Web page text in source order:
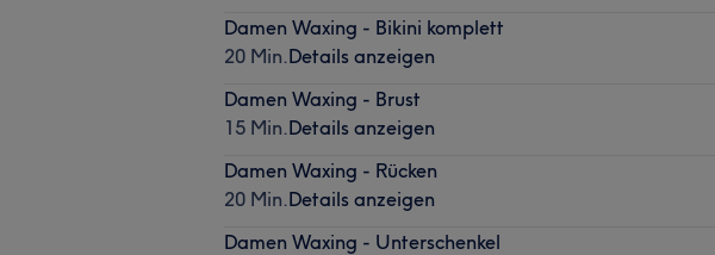
Damen Waxing - Bikini komplett
20 Min.Details anzeigen
Damen Waxing - Brust
15 Min.Details anzeigen
Damen Waxing - Rücken
20 Min.Details anzeigen
Damen Waxing - Unterschenkel